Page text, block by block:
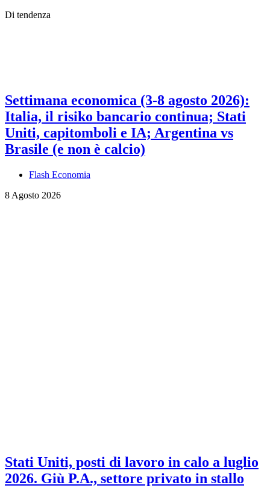
Di tendenza
Settimana economica (3-8 agosto 2026):
Italia, il risiko bancario continua; Stati
Uniti, capitomboli e IA; Argentina vs
Brasile (e non è calcio)
Flash Economia
8 Agosto 2026
Stati Uniti, posti di lavoro in calo a luglio
2026. Giù P.A., settore privato in stallo